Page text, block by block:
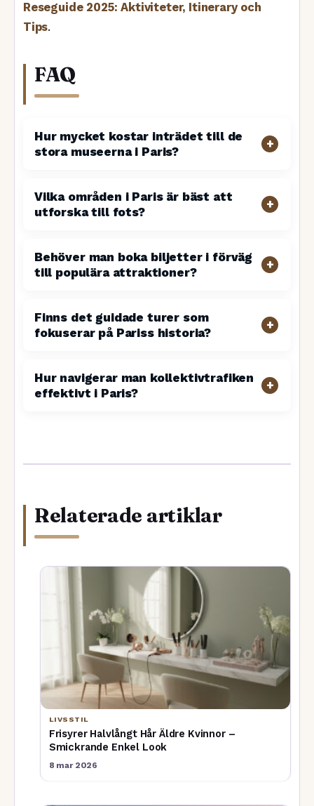
Reseguide 2025: Aktiviteter, Itinerary och
Tips.
FAQ
Hur mycket kostar inträdet till de
stora museerna i Paris?
Vilka områden i Paris är bäst att
utforska till fots?
Behöver man boka biljetter i förväg
till populära attraktioner?
Finns det guidade turer som
fokuserar på Pariss historia?
Hur navigerar man kollektivtrafiken
effektivt i Paris?
Relaterade artiklar
LIVSSTIL
Frisyrer Halvlångt Hår Äldre Kvinnor –
Smickrande Enkel Look
8 mar 2026